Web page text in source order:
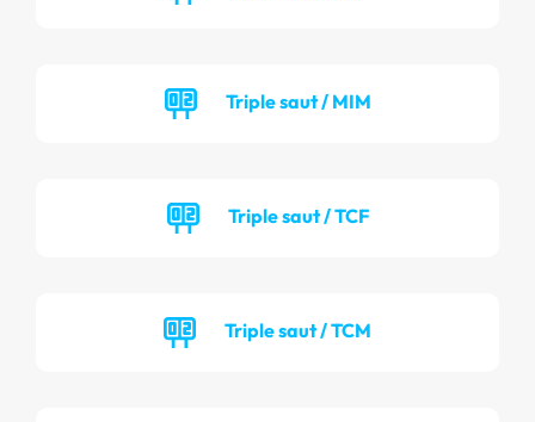
Triple saut / MIM
Triple saut / TCF
Triple saut / TCM